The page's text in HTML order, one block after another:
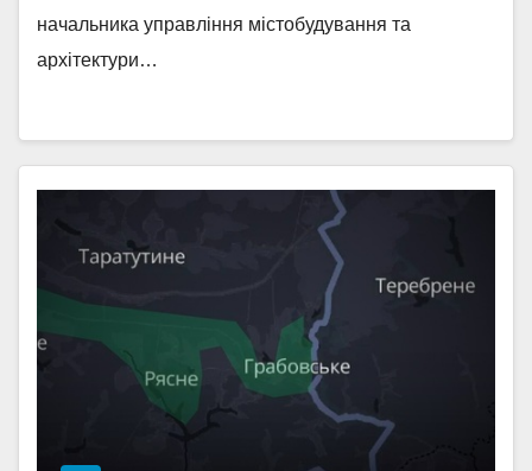
начальника управління містобудування та
архітектури…